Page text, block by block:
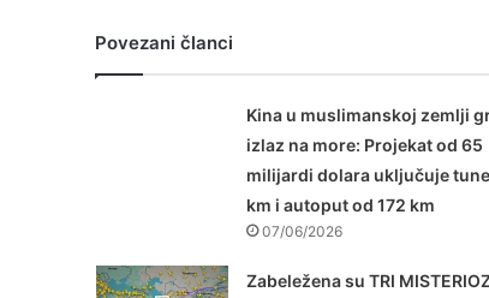
Povezani članci
Kina u muslimanskoj zemlji
izlaz na more: Projekat od 65
milijardi dolara uključuje
km i autoput od 172 km
07/06/2026
Zabeležena su TRI